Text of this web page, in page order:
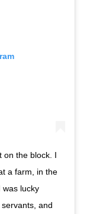
on the block. I
a farm, in the
was lucky
and